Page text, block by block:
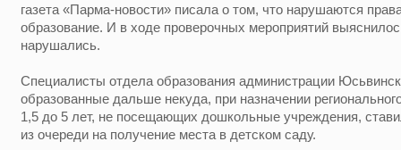
газета «Парма-новости» писала о том, что нарушаются
образование. И в ходе проверочных мероприятий
нарушались.
Специалисты отдела образования администрации
образованные дальше некуда, при назначении
1,5 до 5 лет, не посещающих дошкольные учреждения,
из очереди на получение места в детском саду.